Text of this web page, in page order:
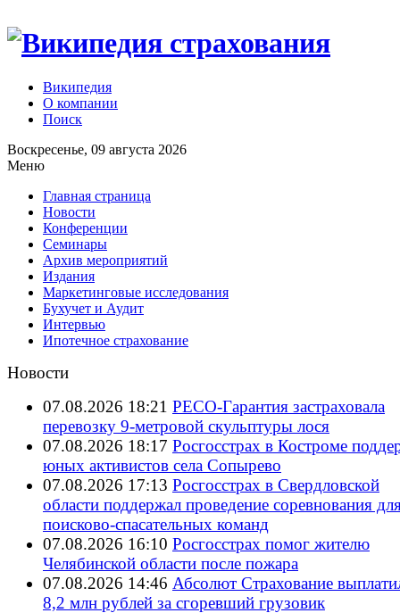
Википедия
О компании
Поиск
Воскресенье, 09 августа 2026
Меню
Главная страница
Новости
Конференции
Семинары
Архив мероприятий
Издания
Маркетинговые исследования
Бухучет и Аудит
Интервью
Ипотечное страхование
Новости
07.08.2026 18:21 РЕСО-Гарантия застраховала
перевозку 9-метровой скульптуры лося
07.08.2026 18:17 Росгосстрах в Костроме
юных активистов села Сопырево
07.08.2026 17:13 Росгосстрах в Свердловской
области поддержал проведение соревнования
поисково‑спасательных команд
07.08.2026 16:10 Росгосстрах помог жителю
Челябинской области после пожара
07.08.2026 14:46 Абсолют Страхование
8,2 млн рублей за сгоревший грузовик